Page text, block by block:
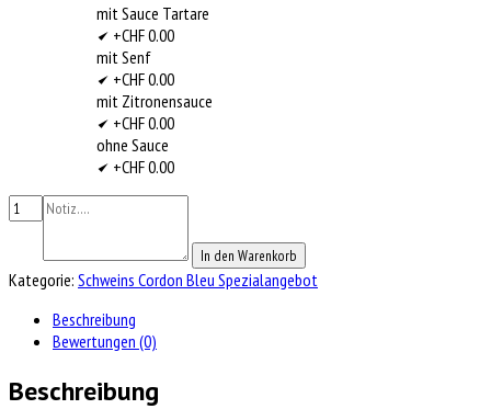
mit Sauce Tartare
+CHF 0.00
mit Senf
+CHF 0.00
mit Zitronensauce
+CHF 0.00
ohne Sauce
+CHF 0.00
In den Warenkorb
Kategorie: Schweins Cordon Bleu Spezialangebot
Beschreibung
Bewertungen (0)
Beschreibung